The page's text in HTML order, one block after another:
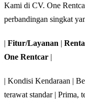
Kami di CV. One
perbandingan singkat
| Fitur/Layanan |
One Rentcar |
| Kondisi Kendaraan |
terawat standar | Prima,